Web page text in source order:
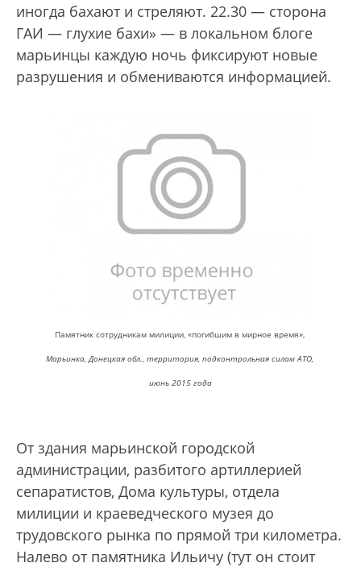
иногда бахают и стреляют. 22.30 — сторона
ГАИ — глухие бахи» — в локальном блоге
марьинцы каждую ночь фиксируют новые
разрушения и обмениваются информацией.
Памятник сотрудникам милиции, «погибшим в мирное время»,
Марьинка, Донецкая обл., территория, подконтрольная силам АТО,
июнь 2015 года
От здания марьинской городской
администрации, разбитого артиллерией
сепаратистов, Дома культуры, отдела
милиции и краеведческого музея до
трудовского рынка по прямой три километра.
Налево от памятника Ильичу (тут он стоит